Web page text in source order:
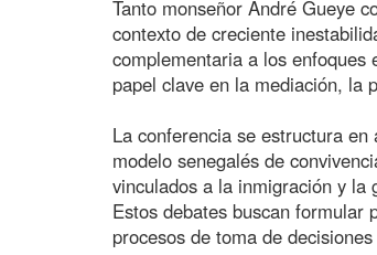
Tanto monseñor André Gueye
contexto de creciente
complementaria a los enfoques
papel clave en la mediación, la
La conferencia se estructura
modelo senegalés de
vinculados a la inmigración y la
Estos debates buscan formular
procesos de toma de